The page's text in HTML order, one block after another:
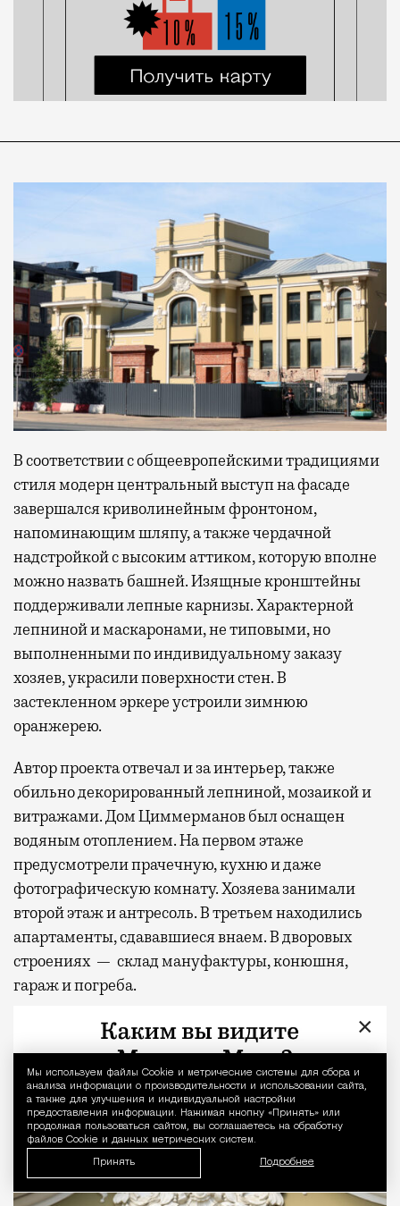
Уведомление
Мы используем файлы Сookie и метрические системы для сбора и
анализа информации о производительности и использовании сайта,
а также для улучшения и индивидуальной настройки
предоставления информации. Нажимая кнопку «Принять» или
продолжая пользоваться сайтом, вы соглашаетесь на обработку
файлов Cookie и данных метрических систем.
Принять Подробнее
В соответствии с общеевропейскими традициями
стиля модерн центральный выступ на фасаде
завершался криволинейным фронтоном,
напоминающим шляпу, а также чердачной
надстройкой с высоким аттиком, которую вполне
можно назвать башней. Изящные кронштейны
поддерживали лепные карнизы. Характерной
лепниной и маскаронами, не типовыми, но
выполненными по индивидуальному заказу
хозяев, украсили поверхности стен. В
застекленном эркере устроили зимнюю
оранжерею.
Автор проекта отвечал и за интерьер, также
обильно декорированный лепниной, мозаикой и
витражами. Дом Циммерманов был оснащен
водяным отоплением. На первом этаже
предусмотрели прачечную, кухню и даже
фотографическую комнату. Хозяева занимали
второй этаж и антресоль. В третьем находились
апартаменты, сдававшиеся внаем. В дворовых
строениях — склад мануфактуры, конюшня,
гараж и погреба.
×